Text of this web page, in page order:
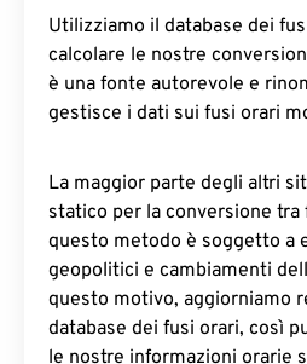
Utilizziamo il database dei
calcolare le nostre
è una fonte autorevole e
gestisce i dati sui fusi orari
La maggior parte degli altri
statico per la conversione tra
questo metodo è soggetto a
geopolitici e cambiamenti
questo motivo, aggiorniamo
database dei fusi orari, così
le nostre informazioni orarie